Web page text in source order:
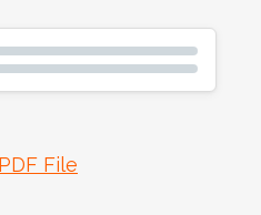
PDF File